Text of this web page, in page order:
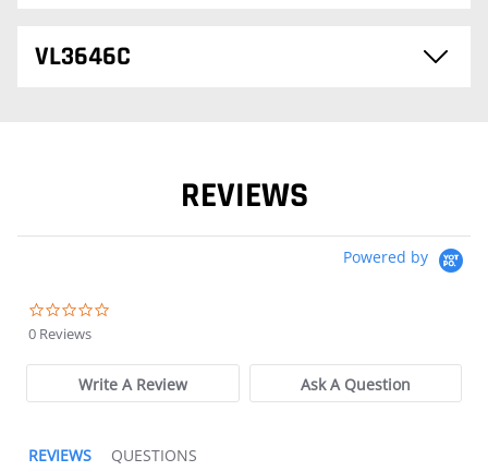
VL3646C
REVIEWS
Powered by
0 Reviews
Write A Review Ask A Question
REVIEWS QUESTIONS